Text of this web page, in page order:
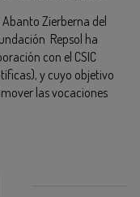
Zierberna del
Repsol ha
con el CSIC
y cuyo objetivo
las vocaciones